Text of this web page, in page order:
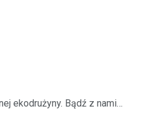
ekodrużyny. Bądź z nami…